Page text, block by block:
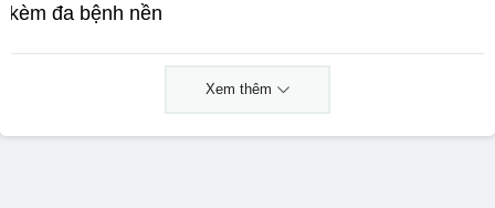
kèm đa bệnh nền
Xem thêm